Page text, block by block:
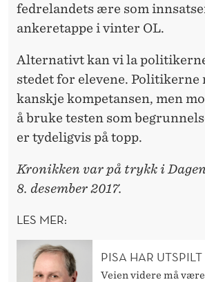
fedrelandets ære som
ankeretappe i vinter OL.
Alternativt kan vi la
stedet for elevene. Politikerne
kanskje kompetansen, men
å bruke testen som
er tydeligvis på topp.
Kronikken var på trykk i
8. desember 2017.
LES MER:
PISA HAR
Veien videre må